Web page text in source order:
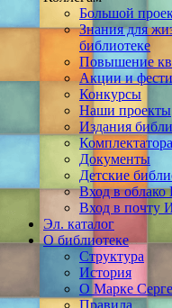
Большой
Знания для
библиотеке
Повышение
Акции и
Конкурсы
Наши проекты
Издания
Документы
Детские
Вход в
Вход в почту
Эл. каталог
О библиотеке
Структура
История
О Марке
Правила